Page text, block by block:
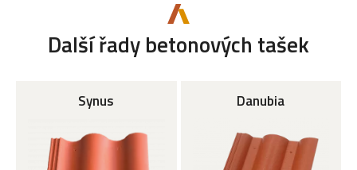
Další řady betonových tašek
Synus Danubia